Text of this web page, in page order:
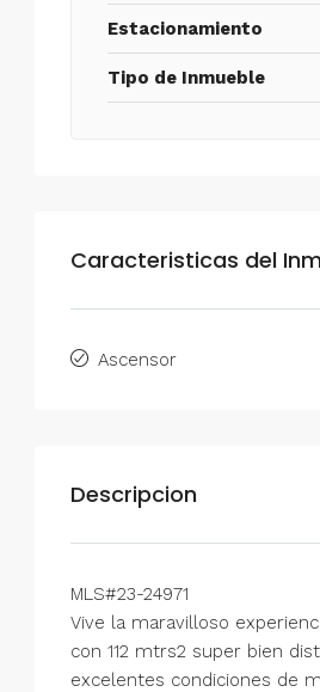
Estacionamiento
Tipo de Inmueble
Caracteristicas del
Ascensor
Descripcion
MLS#23-24971
Vive la maravilloso
con 112 mtrs2 super bien
excelentes condiciones de